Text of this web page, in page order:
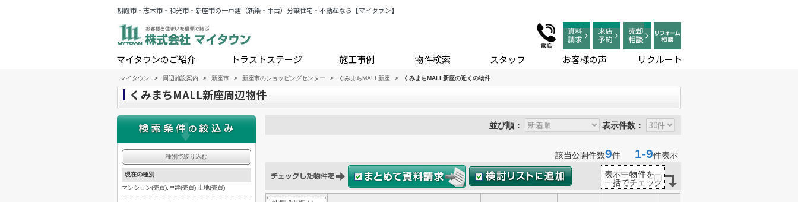
朝霞市・志木市・和光市・新座市の一戸建（新築・中古）分譲住宅・不動産なら【マイタウン】
マイタウンのご紹介 トラストステージ 施工事例 物件検索 スタッフ お客様の声 リクルート
マイタウン > 周辺施設案内 > 新座市 > 新座市のショッピングセンター > くみまちMALL新座 > くみまちMALL新座の近くの物件
くみまちMALL新座周辺物件
並び順： 表示件数：
該当公開件数9件 1-9件表示
表示中物件を
一括でチェック
種別で絞り込む
現在の種別
マンション(売買),戸建(売買),土地(売買)